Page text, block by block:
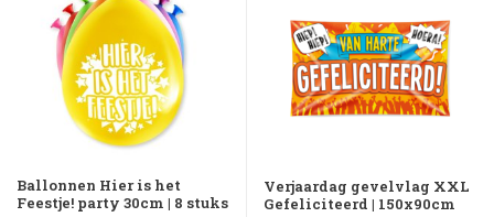
Ballonnen Hier is het
Feestje! party 30cm | 8 stuks
Verjaardag gevelvlag XXL
Gefeliciteerd | 150x90cm